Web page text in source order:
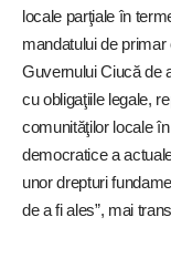
locale parţiale în
mandatului de
Guvernului Ciucă de
cu obligaţiile legale,
comunităţilor locale
democratice a
unor drepturi
de a fi ales”, mai